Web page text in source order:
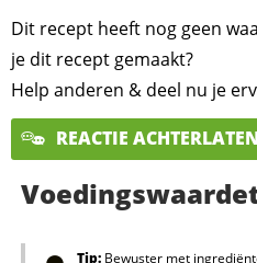
Dit recept heeft nog geen
je dit recept gemaakt?
Help anderen & deel nu je
REACTIE ACHTERLATEN
Tip:Bewuster met